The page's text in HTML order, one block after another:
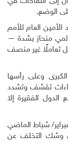
الوضع.
العام للأمم
منحاز بشدة —
تعاملًا غير منصف
وعلى رأسها
تقشف وتشدد
الفقيرة إلا
شباط الماضي
على وشك التخلف عن